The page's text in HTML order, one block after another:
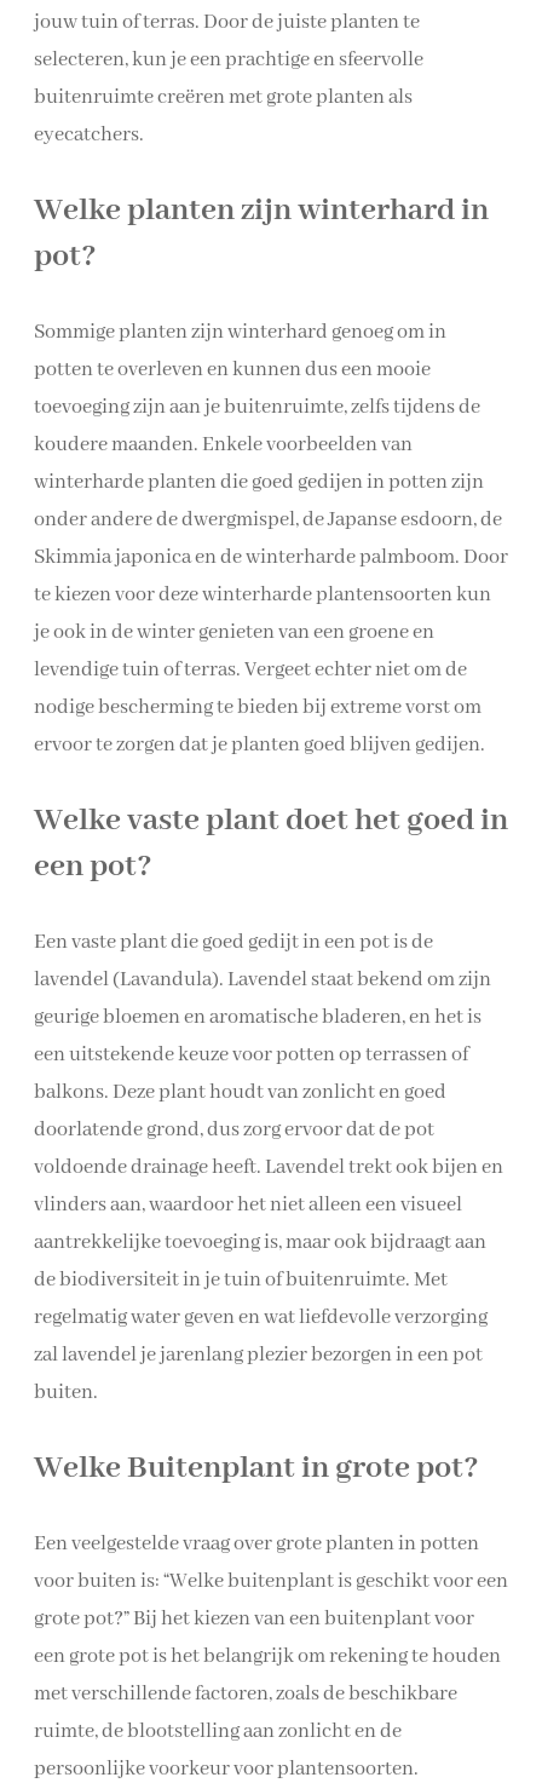
jouw tuin of terras. Door de juiste planten te
selecteren, kun je een prachtige en sfeervolle
buitenruimte creëren met grote planten als
eyecatchers.
Welke planten zijn winterhard in
pot?
Sommige planten zijn winterhard genoeg om in
potten te overleven en kunnen dus een mooie
toevoeging zijn aan je buitenruimte, zelfs tijdens de
koudere maanden. Enkele voorbeelden van
winterharde planten die goed gedijen in potten zijn
onder andere de dwergmispel, de Japanse esdoorn, de
Skimmia japonica en de winterharde palmboom. Door
te kiezen voor deze winterharde plantensoorten kun
je ook in de winter genieten van een groene en
levendige tuin of terras. Vergeet echter niet om de
nodige bescherming te bieden bij extreme vorst om
ervoor te zorgen dat je planten goed blijven gedijen.
Welke vaste plant doet het goed in
een pot?
Een vaste plant die goed gedijt in een pot is de
lavendel (Lavandula). Lavendel staat bekend om zijn
geurige bloemen en aromatische bladeren, en het is
een uitstekende keuze voor potten op terrassen of
balkons. Deze plant houdt van zonlicht en goed
doorlatende grond, dus zorg ervoor dat de pot
voldoende drainage heeft. Lavendel trekt ook bijen en
vlinders aan, waardoor het niet alleen een visueel
aantrekkelijke toevoeging is, maar ook bijdraagt aan
de biodiversiteit in je tuin of buitenruimte. Met
regelmatig water geven en wat liefdevolle verzorging
zal lavendel je jarenlang plezier bezorgen in een pot
buiten.
Welke Buitenplant in grote pot?
Een veelgestelde vraag over grote planten in potten
voor buiten is: “Welke buitenplant is geschikt voor een
grote pot?” Bij het kiezen van een buitenplant voor
een grote pot is het belangrijk om rekening te houden
met verschillende factoren, zoals de beschikbare
ruimte, de blootstelling aan zonlicht en de
persoonlijke voorkeur voor plantensoorten.